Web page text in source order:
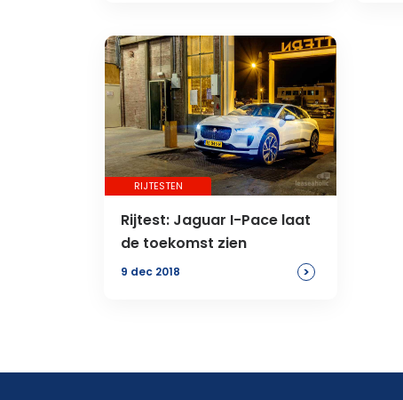
RIJTESTEN
Rijtest: Jaguar I-Pace laat
de toekomst zien
9 dec 2018 >